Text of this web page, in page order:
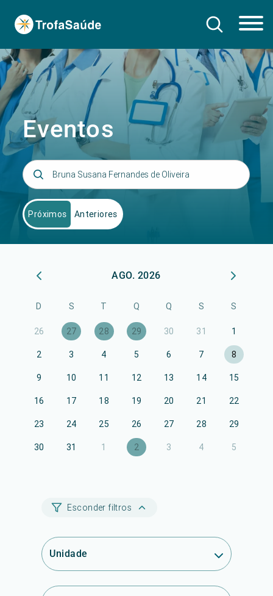
Eventos
Próximos Anteriores
AGO. 2026
D S T Q Q S S
26 27 28 29 30 31 1
2 3 4 5 6 7 8
9 10 11 12 13 14 15
16 17 18 19 20 21 22
23 24 25 26 27 28 29
30 31 1 2 3 4 5
Esconder filtros
Unidade